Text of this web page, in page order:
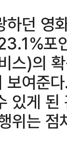
하던
포
스)의
여준
있게
위는 점